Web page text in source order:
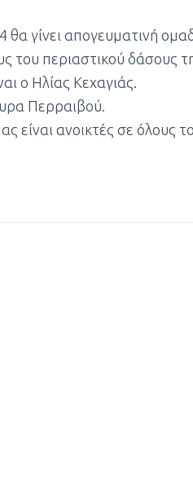
γίνει απογευματινή
του περιαστικού δάσους
ο Ηλίας Κεχαγιάς.
Περραιβού.
είναι ανοικτές σε όλους